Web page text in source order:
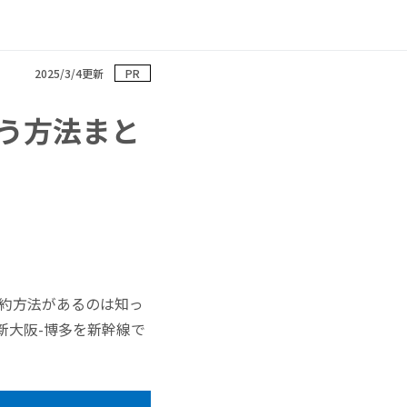
2025/3/4更新 PR
方法まと
方法があるのは知っ
大阪-博多を新幹線で